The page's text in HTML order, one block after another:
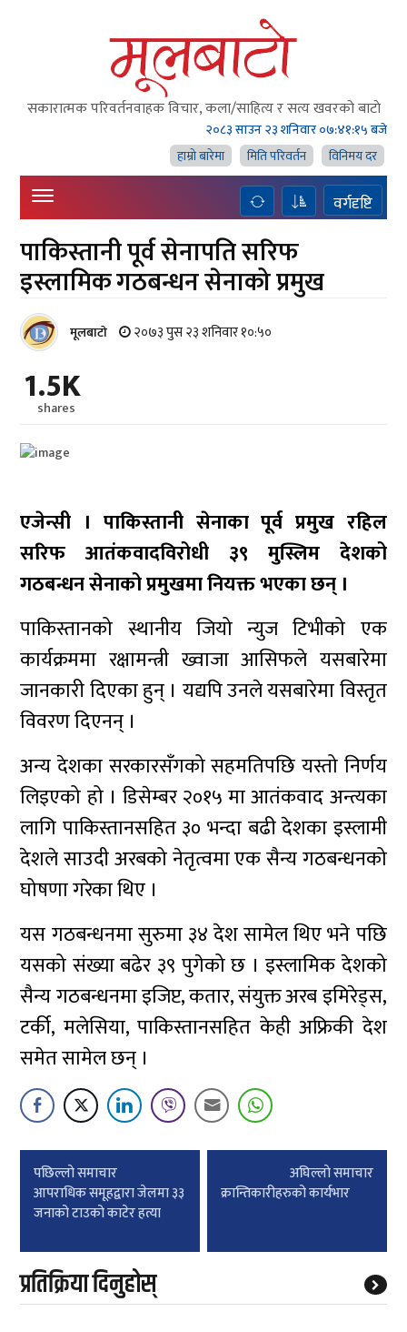
सकारात्मक परिवर्तनवाहक विचार, कला/साहित्य र सत्य खवरको बाटाे
२०८३ साउन २३ शनिवार०७:४१:१५ बजे
हाम्राे बारेमा
मिति परिवर्तन विनिमय दर
वर्गदृष्टि
पाकिस्तानी पूर्व सेनापति सरिफ
इस्लामिक गठबन्धन सेनाको प्रमुख
मूलबाटाे २०७३ पुस २३ शनिवार १०:५०
1.5K
shares
एजेन्सी । पाकिस्तानी सेनाका पूर्व प्रमुख रहिल
सरिफ आतंकवादविरोधी ३९ मुस्लिम देशको
गठबन्धन सेनाको प्रमुखमा नियक्त भएका छन् ।
पाकिस्तानको स्थानीय जियो न्युज टिभीको एक
कार्यक्रममा रक्षामन्त्री ख्वाजा आसिफले यसबारेमा
जानकारी दिएका हुन् । यद्यपि उनले यसबारेमा विस्तृत
विवरण दिएनन् ।
अन्य देशका सरकारसँगको सहमतिपछि यस्तो निर्णय
लिइएको हो । डिसेम्बर २०१५ मा आतंकवाद अन्त्यका
लागि पाकिस्तानसहित ३० भन्दा बढी देशका इस्लामी
देशले साउदी अरबको नेतृत्वमा एक सैन्य गठबन्धनको
घोषणा गरेका थिए ।
यस गठबन्धनमा सुरुमा ३४ देश सामेल थिए भने पछि
यसको संख्या बढेर ३९ पुगेको छ । इस्लामिक देशको
सैन्य गठबन्धनमा इजिप्ट, कतार, संयुक्त अरब इमिरेड्स,
टर्की, मलेसिया, पाकिस्तानसहित केही अफ्रिकी देश
समेत सामेल छन् ।
Post
navigation
पछिल्लाे समाचार
आपराधिक समूहद्वारा जेलमा ३३
जनाको टाउको काटेर हत्या
अघिल्लाे समाचार
क्रान्तिकारीहरुको कार्यभार
प्रतिक्रिया दिनुहोस्